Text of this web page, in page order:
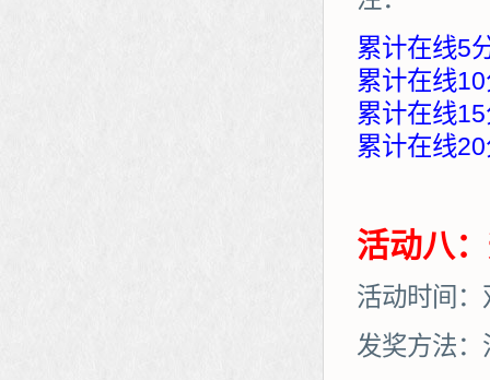
累计在线5
累计在线
累计在线
累计在线
活动八
活动时间
发奖方法